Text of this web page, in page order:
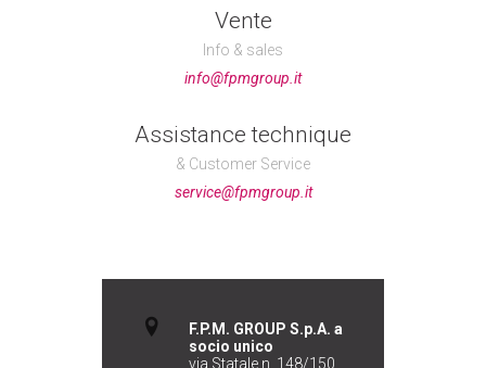
Vente
Info & sales
info@fpmgroup.it
Assistance technique
& Customer Service
service@fpmgroup.it
F.P.M. GROUP S.p.A. a
socio unico
via Statale n. 148/150,